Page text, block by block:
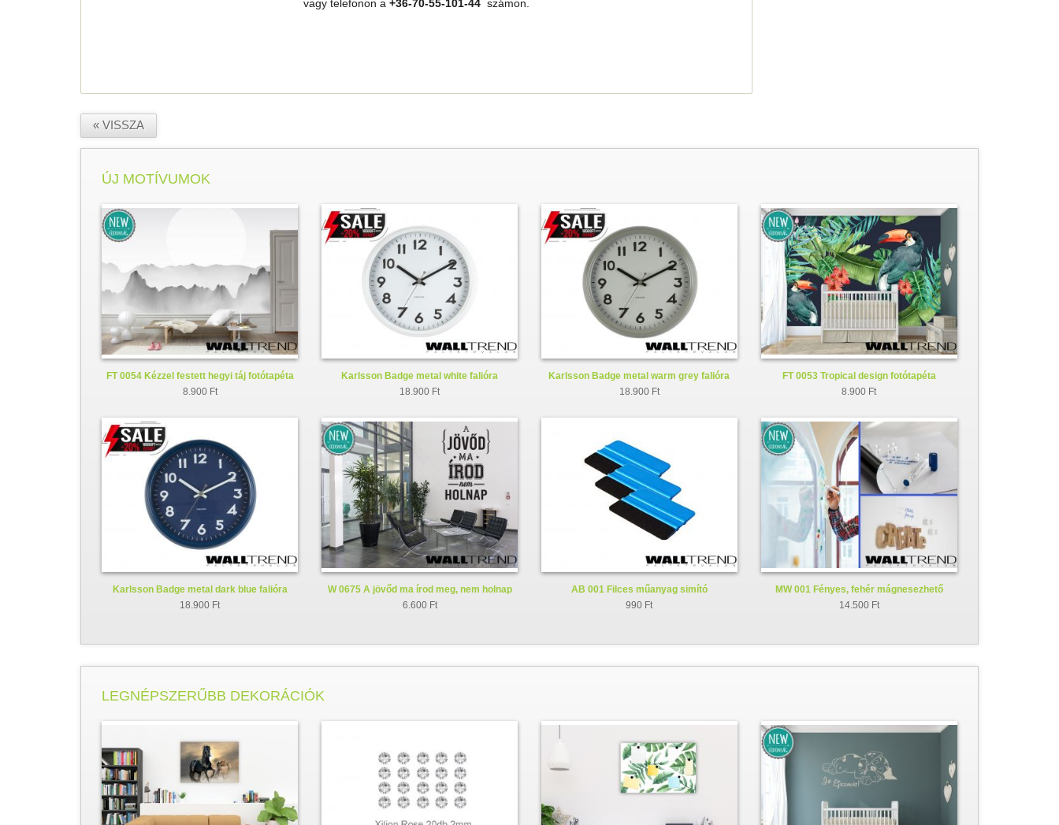
vagy telefonon a +36-70-55-101-44 számon.
« VISSZA
ÚJ MOTÍVUMOK
FT 0054 Kézzel festett hegyi táj fotótapéta
8.900 Ft
Karlsson Badge metal white falióra
KA5610WH
18.900 Ft
Karlsson Badge metal warm grey falióra
KA5610GY
18.900 Ft
FT 0053 Tropical design fotótapéta
8.900 Ft
Karlsson Badge metal dark blue falióra
KA5610BL
18.900 Ft
W 0675 A jövőd ma írod meg, nem holnap
faltetoválás - falmatrica
6.600 Ft
AB 001 Filces műanyag simító
990 Ft
MW 001 Fényes, fehér mágnesezhető
whiteboard fólia
14.500 Ft
LEGNÉPSZERŰBB DEKORÁCIÓK